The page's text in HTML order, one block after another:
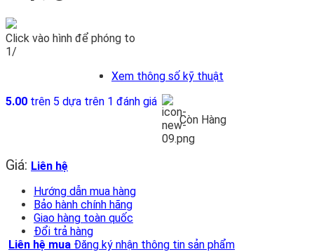
Click vào hình để phóng to
1/
Xem thông số kỹ thuật
5.00 trên 5 dựa trên 1 đánh giá
Còn Hàng
Giá: Liên hệ
Hướng dẫn mua hàng
Bảo hành chính hãng
Giao hàng toàn quốc
Đổi trả hàng
Liên hệ mua Đăng ký nhận thông tin sản phẩm